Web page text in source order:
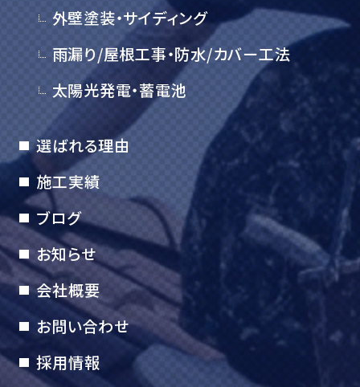
外壁塗装・サイディング
雨漏り/屋根工事・防水/カバー工法
太陽光発電・蓄電池
選ばれる理由
施工実績
ブログ
お知らせ
会社概要
お問い合わせ
採用情報